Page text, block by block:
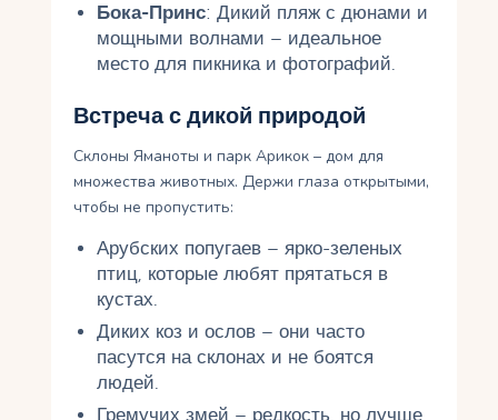
Бока-Принс: Дикий пляж с дюнами и
мощными волнами – идеальное
место для пикника и фотографий.
Встреча с дикой природой
Склоны Яманоты и парк Арикок – дом для
множества животных. Держи глаза открытыми,
чтобы не пропустить:
Арубских попугаев – ярко-зеленых
птиц, которые любят прятаться в
кустах.
Диких коз и ослов – они часто
пасутся на склонах и не боятся
людей.
Гремучих змей – редкость, но лучше